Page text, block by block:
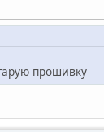
прошивку